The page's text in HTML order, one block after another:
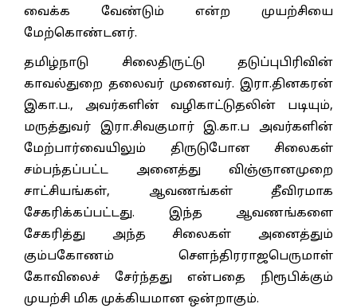
வைக்க வேண்டும் என்ற முயற்சியை
மேற்கொண்டனர்.
தமிழ்நாடு சிலைதிருட்டு தடுப்புபிரிவின்
காவல்துறை தலைவர் முனைவர். இரா.தினகரன்
இகா.ப., அவர்களின் வழிகாட்டுதலின் படியும்,
மருத்துவர் இரா.சிவகுமார் இ.கா.ப அவர்களின்
மேற்பார்வையிலும் திருடுபோன சிலைகள்
சம்பந்தப்பட்ட அனைத்து விஞ்ஞானமுறை
சாட்சியங்கள், ஆவணங்கள் தீவிரமாக
சேகரிக்கப்பட்டது. இந்த ஆவணங்களை
சேகரித்து அந்த சிலைகள் அனைத்தும்
கும்பகோணம் சௌந்திரராஜபெருமாள்
கோவிலைச் சேர்ந்தது என்பதை நிரூபிக்கும்
முயற்சி மிக முக்கியமான ஒன்றாகும்.